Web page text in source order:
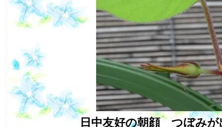
日中友好の朝顔 つぼみが